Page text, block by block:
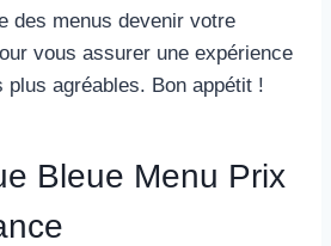
des menus devenir votre
vous assurer une expérience
plus agréables. Bon appétit !
Bleue Menu Prix